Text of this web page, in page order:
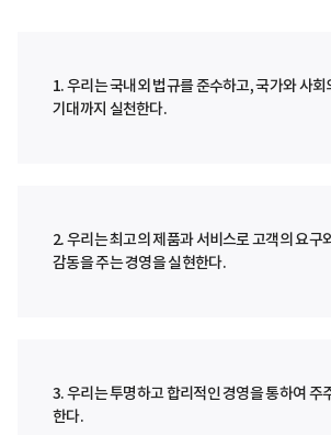
1. 우리는 국내외 법규를 준수하고, 국가와 사회
기대까지 실천한다.
2. 우리는 최고의 제품과 서비스로 고객의 요구
감동을 주는 경영을 실현한다.
3. 우리는 투명하고 합리적인 경영을 통하여 주
한다.